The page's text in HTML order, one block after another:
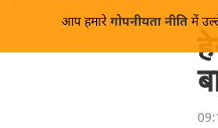
आप हमारे गोपनीयता नीति में